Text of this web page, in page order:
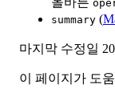
summary (
마지막 수정일
이 페이지가 도